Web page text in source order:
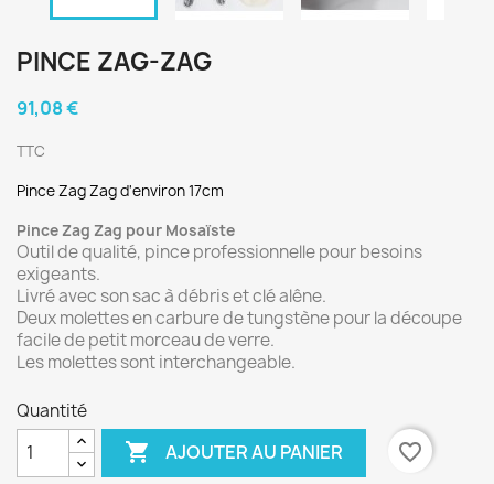
PINCE ZAG-ZAG
91,08 €
TTC
Pince Zag Zag d'environ 17cm
Pince Zag Zag pour Mosaïste
Outil de qualité, pince professionnelle pour besoins
exigeants.
Livré avec son sac à débris et clé alêne.
Deux molettes en carbure de tungstène pour la découpe
facile de petit morceau de verre.
Les molettes sont interchangeable.
Quantité
 AJOUTER AU PANIER
favorite_border